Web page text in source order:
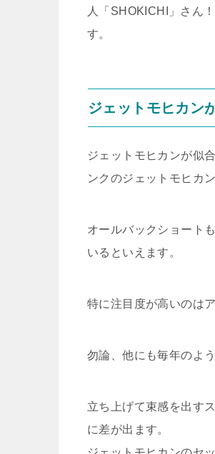
人「SHOKICHI」さん
す。
ジェットモヒカン
ジェットモヒカンが似
ンクのジェットモヒカ
オールバックショート
いるといえます。
特に注目度が高いのは
勿論、他にも毎年のよ
立ち上げて束感を出す
に差が出ます。